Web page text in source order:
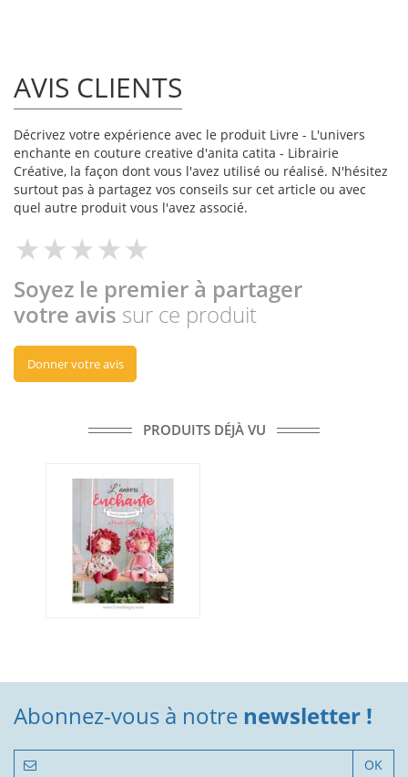
AVIS CLIENTS
Décrivez votre expérience avec le produit Livre - L'univers
enchante en couture creative d'anita catita - Librairie
Créative, la façon dont vous l'avez utilisé ou réalisé. N'hésitez
surtout pas à partagez vos conseils sur cet article ou avec
quel autre produit vous l'avez associé.
Soyez le premier à partager
votre avis sur ce produit
Donner votre avis
PRODUITS DÉJÀ VU
Abonnez-vous à notre newsletter !
OK